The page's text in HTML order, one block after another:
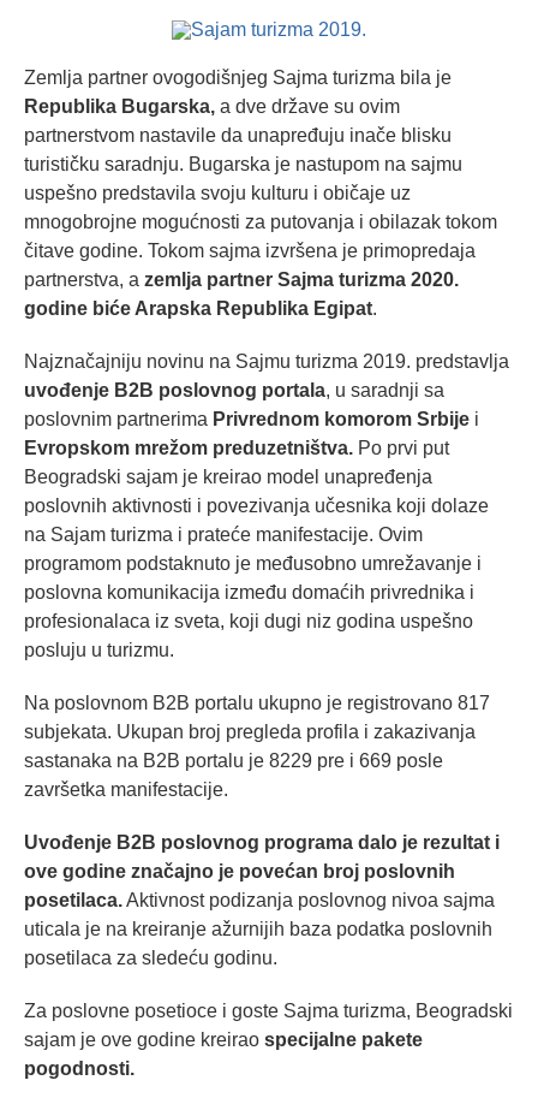
Zemlja partner ovogodišnjeg Sajma turizma bila je
Republika Bugarska, a dve države su ovim
partnerstvom nastavile da unapređuju inače blisku
turističku saradnju. Bugarska je nastupom na sajmu
uspešno predstavila svoju kulturu i običaje uz
mnogobrojne mogućnosti za putovanja i obilazak tokom
čitave godine. Tokom sajma izvršena je primopredaja
partnerstva, a zemlja partner Sajma turizma 2020.
godine biće Arapska Republika Egipat.
Najznačajniju novinu na Sajmu turizma 2019. predstavlja
uvođenje B2B poslovnog portala, u saradnji sa
poslovnim partnerima Privrednom komorom Srbije i
Evropskom mrežom preduzetništva. Po prvi put
Beogradski sajam je kreirao model unapređenja
poslovnih aktivnosti i povezivanja učesnika koji dolaze
na Sajam turizma i prateće manifestacije. Ovim
programom podstaknuto je međusobno umrežavanje i
poslovna komunikacija između domaćih privrednika i
profesionalaca iz sveta, koji dugi niz godina uspešno
posluju u turizmu.
Na poslovnom B2B portalu ukupno je registrovano 817
subjekata. Ukupan broj pregleda profila i zakazivanja
sastanaka na B2B portalu je 8229 pre i 669 posle
završetka manifestacije.
Uvođenje B2B poslovnog programa dalo je rezultat i
ove godine značajno je povećan broj poslovnih
posetilaca.Aktivnost podizanja poslovnog nivoa sajma
uticala je na kreiranje ažurnijih baza podatka poslovnih
posetilaca za sledeću godinu.
Za poslovne posetioce i goste Sajma turizma, Beogradski
sajam je ove godine kreirao specijalne pakete
pogodnosti.